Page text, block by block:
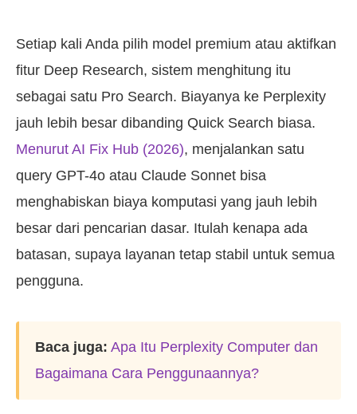
Setiap kali Anda pilih model premium atau aktifkan
fitur Deep Research, sistem menghitung itu
sebagai satu Pro Search. Biayanya ke Perplexity
jauh lebih besar dibanding Quick Search biasa.
Menurut AI Fix Hub (2026), menjalankan satu
query GPT-4o atau Claude Sonnet bisa
menghabiskan biaya komputasi yang jauh lebih
besar dari pencarian dasar. Itulah kenapa ada
batasan, supaya layanan tetap stabil untuk semua
pengguna.
Baca juga: Apa Itu Perplexity Computer dan
Bagaimana Cara Penggunaannya?